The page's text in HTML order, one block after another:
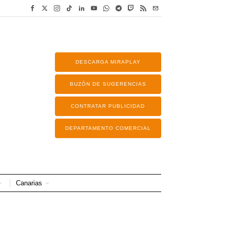
DESCARGA MIRAPLAY
BUZÓN DE SUGERENCIAS
CONTRATAR PUBLICIDAD
DEPARTAMENTO COMERCIAL
Canarias